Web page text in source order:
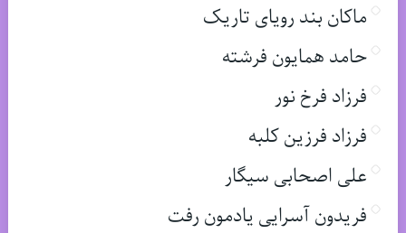
ماکان بند رویای تاریک
حامد همایون فرشته
فرزاد فرخ نور
فرزاد فرزین کلبه
علی اصحابی سیگار
فریدون آسرایی یادمون رفت